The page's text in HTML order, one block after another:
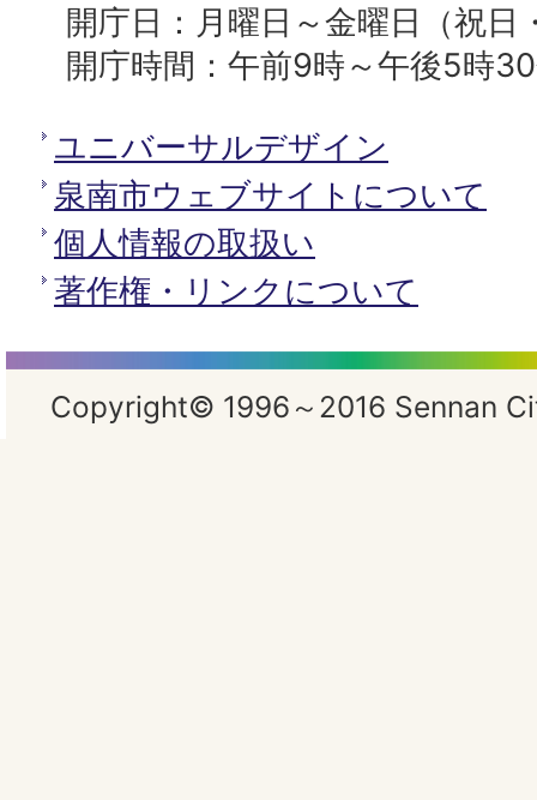
開庁日：月曜日～金曜日（祝日
開庁時間：午前9時～午後5時
ユニバーサルデザイン
泉南市ウェブサイトについて
個人情報の取扱い
著作権・リンクについて
Copyright© 1996～2016 Sennan